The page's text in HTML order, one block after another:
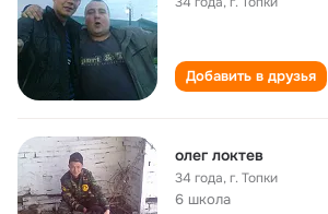
Добавить в друзья
олег локтев
34 года,г. Топки
6 школа